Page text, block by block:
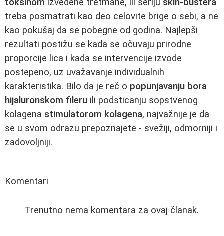
toksinom izvedene tretmane, ili seriju skin-bustera
treba posmatrati kao deo celovite brige o sebi, a ne
kao pokušaj da se pobegne od godina. Najlepši
rezultati postižu se kada se očuvaju prirodne
proporcije lica i kada se intervencije izvode
postepeno, uz uvažavanje individualnih
karakteristika. Bilo da je reč o popunjavanju bora
hijaluronskom fileru ili podsticanju sopstvenog
kolagena stimulatorom kolagena, najvažnije je da
se u svom odrazu prepoznajete - svežiji, odmorniji i
zadovoljniji.
Komentari
Trenutno nema komentara za ovaj članak.